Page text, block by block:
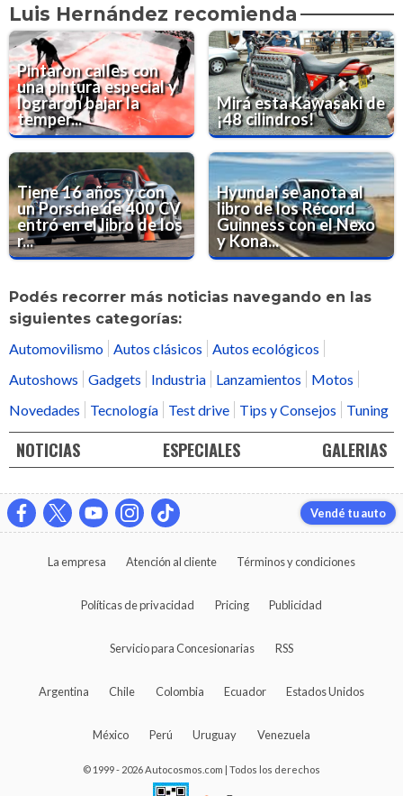
Luis Hernández recomienda
Pintaron calles con
una pintura especial y
lograron bajar la
temper...
Mirá esta Kawasaki de
¡48 cilindros!
Tiene 16 años y con
un Porsche de 400 CV
entró en el libro de los
r...
Hyundai se anota al
libro de los Récord
Guinness con el Nexo
y Kona...
Podés recorrer más noticias navegando en las
siguientes categorías:
Automovilismo
Autos clásicos
Autos ecológicos
Autoshows
Gadgets Industria Lanzamientos
Motos
Novedades
Tecnología Test drive Tips y Consejos Tuning
NOTICIAS ESPECIALES GALERIAS
Vendé tu auto
La empresa Atención al cliente Términos y condiciones
Políticas de privacidad Pricing Publicidad
Servicio para Concesionarias RSS
Argentina Chile Colombia Ecuador Estados Unidos
México Perú Uruguay Venezuela
© 1999 - 2026 Autocosmos.com | Todos los derechos